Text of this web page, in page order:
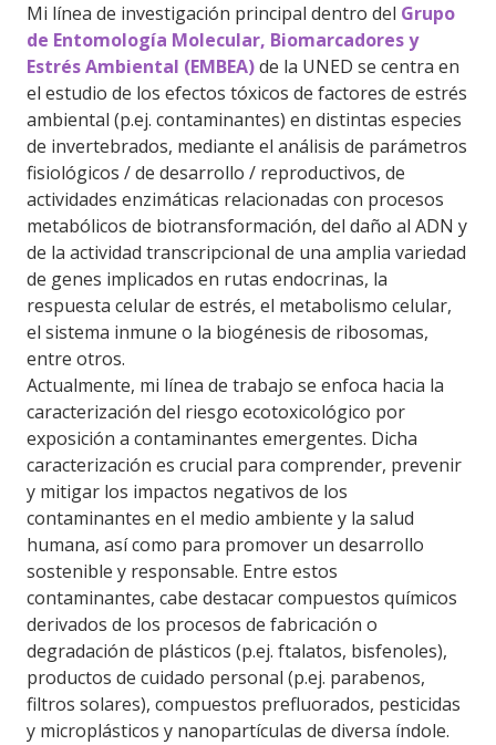
Mi línea de investigación principal dentro del Grupo
de Entomología Molecular, Biomarcadores y
Estrés Ambiental (EMBEA)de la UNED se centra en
el estudio de los efectos tóxicos de factores de estrés
ambiental (p.ej. contaminantes) en distintas especies
de invertebrados, mediante el análisis de parámetros
fisiológicos / de desarrollo / reproductivos, de
actividades enzimáticas relacionadas con procesos
metabólicos de biotransformación, del daño al ADN y
de la actividad transcripcional de una amplia variedad
de genes implicados en rutas endocrinas, la
respuesta celular de estrés, el metabolismo celular,
el sistema inmune o la biogénesis de ribosomas,
entre otros.
Actualmente, mi línea de trabajo se enfoca hacia la
caracterización del riesgo ecotoxicológico por
exposición a contaminantes emergentes. Dicha
caracterización es crucial para comprender, prevenir
y mitigar los impactos negativos de los
contaminantes en el medio ambiente y la salud
humana, así como para promover un desarrollo
sostenible y responsable. Entre estos
contaminantes, cabe destacar compuestos químicos
derivados de los procesos de fabricación o
degradación de plásticos (p.ej. ftalatos, bisfenoles),
productos de cuidado personal (p.ej. parabenos,
filtros solares), compuestos prefluorados, pesticidas
y microplásticos y nanopartículas de diversa índole.